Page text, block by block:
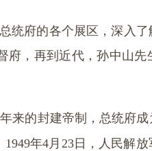
统府的各个展区，深入
，再到近代，孙中山
的封建帝制，总统府成
1949年4 月 23日，人民解放